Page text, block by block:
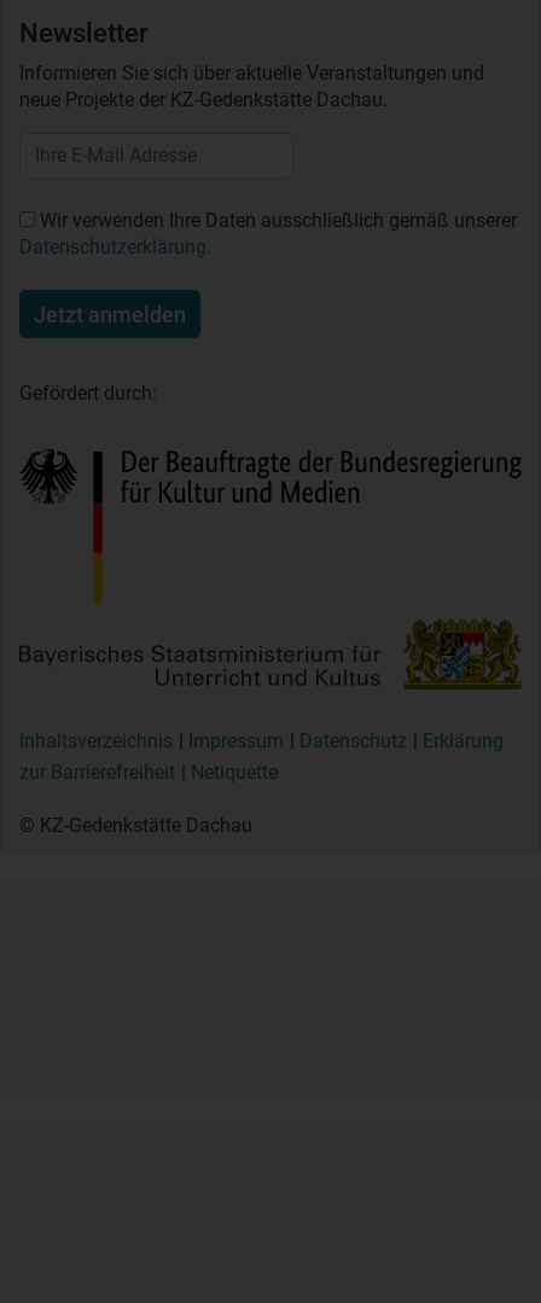
Newsletter
Informieren Sie sich über aktuelle Veranstaltungen und
neue Projekte der KZ-Gedenkstätte Dachau.
Wir verwenden Ihre Daten ausschließlich gemäß unserer
Datenschutzerklärung.
Jetzt anmelden
Gefördert durch:
Inhaltsverzeichnis Impressum Datenschutz
Erklärung
zur Barrierefreiheit
Netiquette
© KZ-Gedenkstätte Dachau